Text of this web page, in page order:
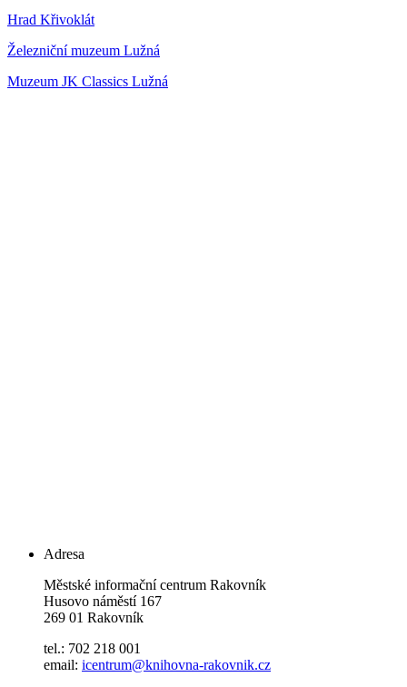
Hrad Křivoklát
Železniční muzeum Lužná
Muzeum JK Classics Lužná
Adresa
Městské informační centrum Rakovník
Husovo náměstí 167
269 01 Rakovník
tel.: 702 218 001
email: icentrum@knihovna-rakovnik.cz